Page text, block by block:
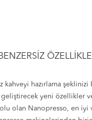
BENZERSİZ
kahveyi hazırlama
geliştirecek yeni özellikler
olan Nanopresso, en iyi